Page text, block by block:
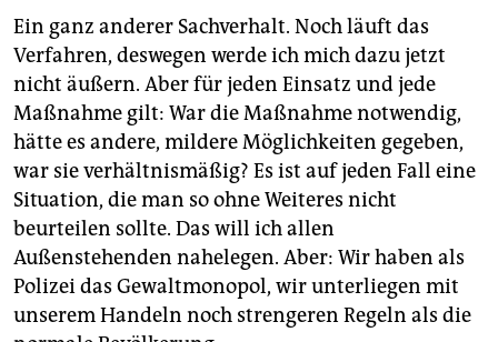
Ein ganz anderer Sachverhalt. Noch läuft das
Verfahren, deswegen werde ich mich dazu jetzt
nicht äußern. Aber für jeden Einsatz und jede
Maßnahme gilt: War die Maßnahme notwendig,
hätte es andere, mildere Möglichkeiten gegeben,
war sie verhältnismäßig? Es ist auf jeden Fall eine
Situation, die man so ohne Weiteres nicht
beurteilen sollte. Das will ich allen
Außenstehenden nahelegen. Aber: Wir haben als
Polizei das Gewaltmonopol, wir unterliegen mit
unserem Handeln noch strengeren Regeln als die